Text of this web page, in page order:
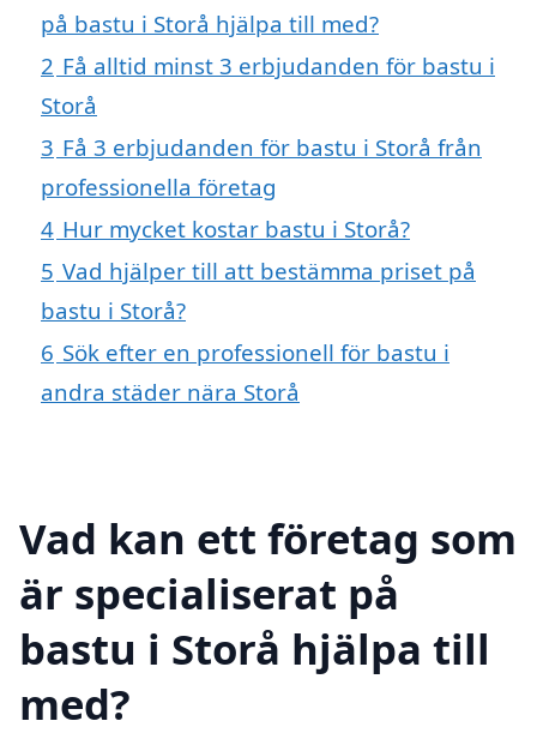
på bastu i Storå hjälpa till med?
2 Få alltid minst 3 erbjudanden för bastu i
Storå
3 Få 3 erbjudanden för bastu i Storå från
professionella företag
4 Hur mycket kostar bastu i Storå?
5 Vad hjälper till att bestämma priset på
bastu i Storå?
6 Sök efter en professionell för bastu i
andra städer nära Storå
Vad kan ett företag som
är specialiserat på
bastu i Storå hjälpa till
med?